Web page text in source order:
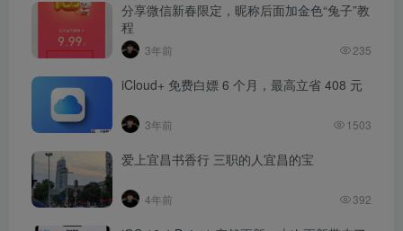
分享微信新春限定，昵称后面加金色“兔子”教
程
3年前 235
iCloud+ 免费白嫖 6 个月，最高立省 408 元
3年前 1503
爱上宜昌书香行 三职的人宜昌的宝
4年前 392